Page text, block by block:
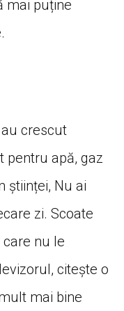
mai puține
crescut
pentru apă, gaz
științei, Nu ai
zi. Scoate
nu le
citește o
mai bine